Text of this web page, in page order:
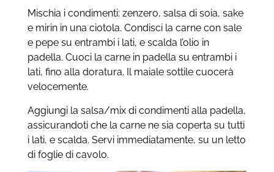
Mischia i condimenti: zenzero, salsa di soia, sake
e mirin in una ciotola. Condisci la carne con sale
e pepe su entrambi i lati, e scalda l’olio in
padella. Cuoci la carne in padella su entrambi i
lati, fino alla doratura. Il maiale sottile cuocerà
velocemente.
Aggiungi la salsa/mix di condimenti alla padella,
assicurandoti che la carne ne sia coperta su tutti
i lati, e scalda. Servi immediatamente, su un letto
di foglie di cavolo.